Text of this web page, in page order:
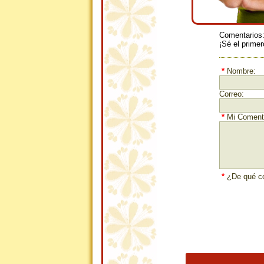
Comentarios:
¡Sé el
* Nombre:
Correo:
* Mi
* ¿De qué